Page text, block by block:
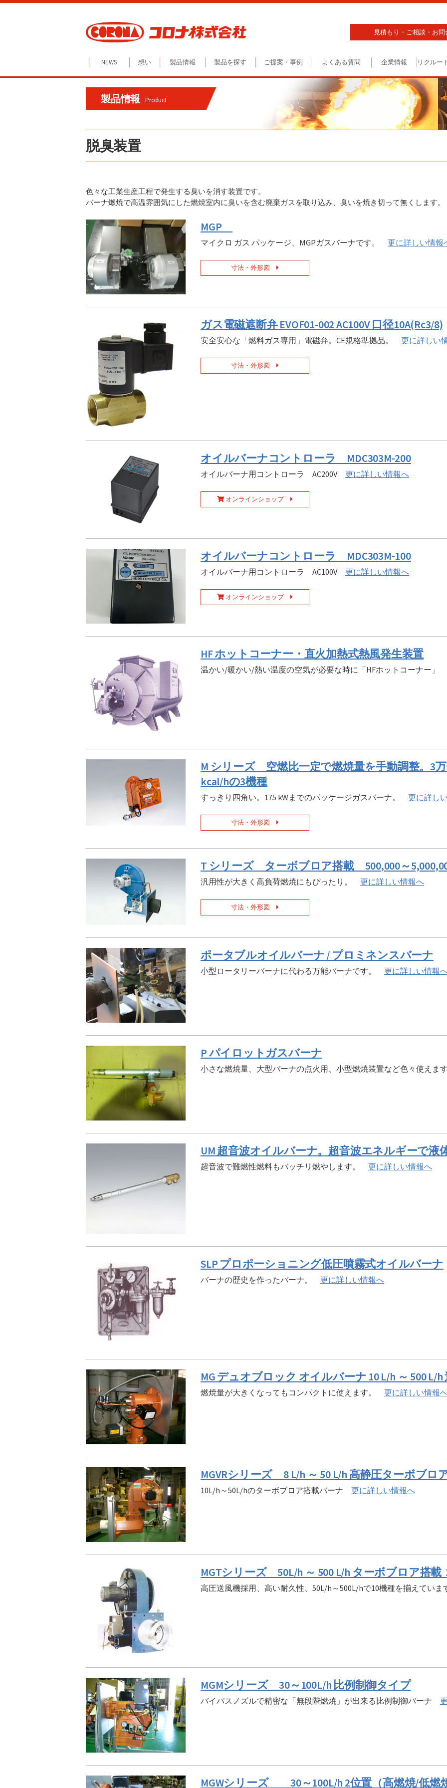
Skip
見積もり・ご相談・お問
NEWS 想い 製品情報 製品を探す ご提案・事例 よくある質問 企業情報 リクルー
製品情報 Product
脱臭装置
色々な工業生産工程で発生する臭いを消す装置です。
バーナ燃焼で高温雰囲気にした燃焼室内に臭いを含む廃棄ガスを取り込み、臭いを焼き切って無くします。
MGP
マイクロ ガス パッケージ、MGPガスバーナです。 更に詳しい情報
寸法・外形図
ガス電磁遮断弁 EVOF01-002 AC100V 口径10A(Rc3/8)
安全安心な「燃料ガス専用」電磁弁。CE規格準拠品。 更に詳しい
寸法・外形図
オイルバーナコントローラ MDC303M-200
オイルバーナ用コントローラ AC200V 更に詳しい情報へ
オンラインショップ
オイルバーナコントローラ MDC303M-100
オイルバーナ用コントローラ AC100V 更に詳しい情報へ
オンラインショップ
HF ホットコーナー・直火加熱式熱風発生装置
温かい/暖かい/熱い温度の空気が必要な時に「HFホットコーナー」
M シリーズ 空燃比一定で燃焼量を手動調整。3
kcal/hの3機種
すっきり四角い。175 kWまでのパッケージガスバーナ。 更に詳し
寸法・外形図
T シリーズ ターボブロア搭載 500,000～
汎用性が大きく高負荷燃焼にもぴったり。 更に詳しい情報へ
寸法・外形図
ポータブルオイルバーナ / プロミネンスバーナ
小型ロータリーバーナに代わる万能バーナです。 更に詳しい情報
P パイロットガスバーナ
小さな燃焼量、大型バーナの点火用、小型燃焼装置など色々使えま
UM 超音波オイルバーナ。超音波エネルギーで液
超音波で難燃性燃料もバッチリ燃やします。 更に詳しい情報へ
SLP プロポーショニング低圧噴霧式オイルバーナ
バーナの歴史を作ったバーナ。 更に詳しい情報へ
MG デュオブロック オイルバーナ 10 L/h ～ 500 L/
燃焼量が大きくなってもコンパクトに使えます。 更に詳しい情報
MGVRシリーズ 8 L/h ～ 50 L/h 高静圧ターボブロ
10L/h～50L/hのターボブロア搭載バーナ 更に詳しい情報へ
MGTシリーズ 50L/h ～ 500 L/h ターボブロア搭載
高圧送風機採用、高い耐久性、50L/h～500L/hで10機種を揃えてい
MGMシリーズ 30～100L/h 比例制御タイプ
バイパスノズルで精密な「無段階燃焼」が出来る比例制御バーナ
MGWシリーズ 30～100L/h 2位置（高燃焼/低燃